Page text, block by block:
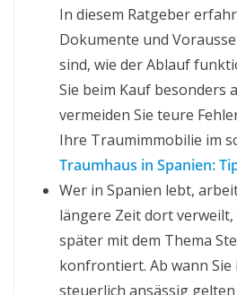
In diesem Ratgeber
Dokumente und
sind, wie der Ablauf
Sie beim Kauf besonders
vermeiden Sie teure
Ihre Traumimmobilie im
Traumhaus in Spanien:
Wer in Spanien lebt,
längere Zeit dort
später mit dem Thema
konfrontiert. Ab wann Sie
steuerlich ansässig